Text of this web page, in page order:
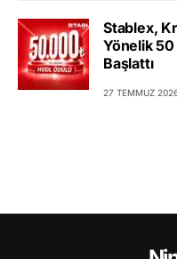
Stablex,
Yönelik 50
Başlattı
27 TEMMUZ